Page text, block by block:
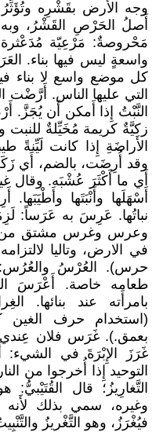
وجه الأَرض بقَشْرِه
أَصلُ الحَرْصِ القَشْرُ،
مَحْروصةٌ: مَرْعِيّة
واسعةٍ ليس فيها بناء.
كل موضع واسع لا بناء
التي عليها الناس. أَرَّضْت
النَّبْتُ إِذا أَمكن أَن يُجَزَّ.
زكيَّةٌ كريمة مُخَيِّلةٌ للنبت
الأَراضَةِ إِذا كانت لَيِّنةً
وقد أُرِضَت، بالضم، أَي
أَي ما أَكْثَرَ عُشْبَه. وقال
أَسْهَلَها وأَنْبَتَها
نباتُها. عَرِسَ به عَرَساً:
وعرس وغرس مشتق من
في الارض، وتاليا
حرس). العُرْسُ والعُرُس:
طعامه خاصة. أَعْرَسَ
بامرأَته عند بنائها.
(استخدام حرف الغين
بعمق.). غَرَس فلان عِندي
غَرَزَ الإِبْرَةَ في الشيء:
التوحيد إِذا أُخرجوا من
التَّغارِيزُ؛ قال
وغيره، سمي بذلك
فيُغْرَزُ، وهو التَّغْريزُ